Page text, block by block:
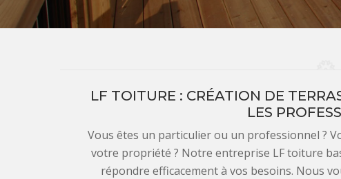
LF TOITURE : CRÉATION DE
LES
Vous êtes un particulier ou un professionnel ?
votre propriété ? Notre entreprise LF toiture
répondre efficacement à vos besoins. Nous